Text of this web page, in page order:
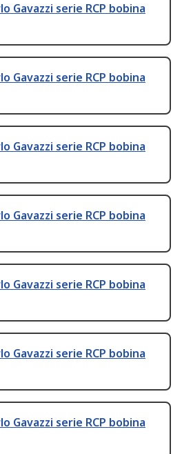
Gavazzi serie RCP bobina
Gavazzi serie RCP bobina
Gavazzi serie RCP bobina
Gavazzi serie RCP bobina
Gavazzi serie RCP bobina
Gavazzi serie RCP bobina
Gavazzi serie RCP bobina